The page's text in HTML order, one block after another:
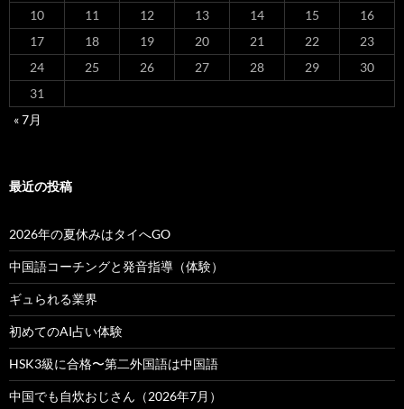
10
11 12 13 14 15
16
17
18 19 20 21 22
23
24
25 26 27 28 29
30
31
« 7月
最近の投稿
2026年の夏休みはタイへGO
中国語コーチングと発音指導（体験）
ギュられる業界
初めてのAI占い体験
HSK3級に合格〜第二外国語は中国語
中国でも自炊おじさん（2026年7月）